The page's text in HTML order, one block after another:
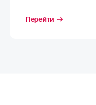
Перейти